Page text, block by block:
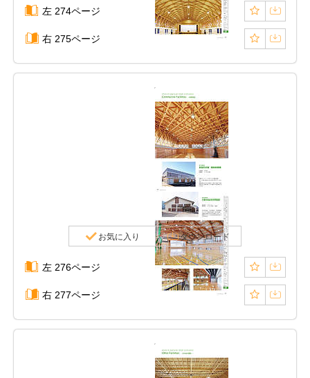
左 274ページ
右 275ページ
お気に入り ダウンロード
左 276ページ
右 277ページ